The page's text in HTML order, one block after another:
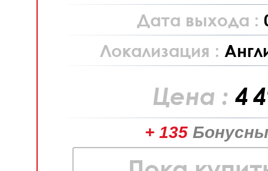
Дата выхода :
Локализация :
Цена : 4
+ 135